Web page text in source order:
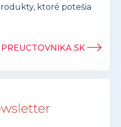
ktoré potešia